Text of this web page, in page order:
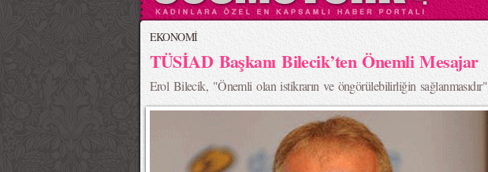
EKONOMİ
TÜSİAD Başkanı Bilecik’ten Önemli Mesajar
Erol Bilecik, "Önemli olan istikrarın ve öngörülebilirliğin sağlanmasıdır"